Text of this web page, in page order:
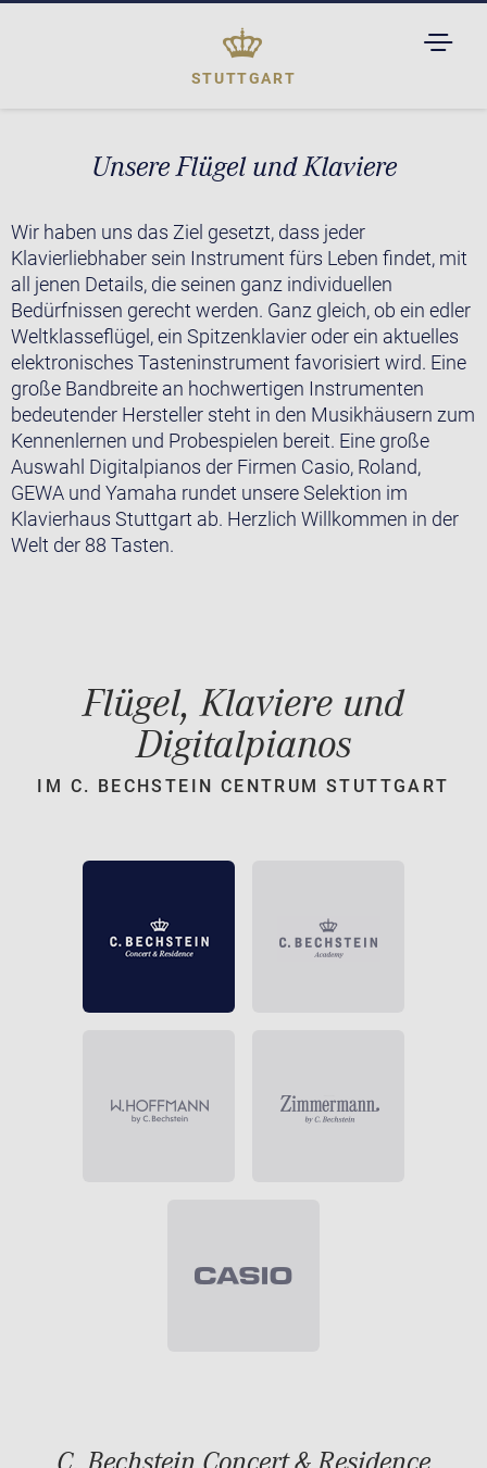
STUTTGART
Unsere Flügel und Klaviere
Wir haben uns das Ziel gesetzt, dass jeder
Klavierliebhaber sein Instrument fürs Leben findet, mit
all jenen Details, die seinen ganz individuellen
Bedürfnissen gerecht werden. Ganz gleich, ob ein edler
Weltklasseflügel, ein Spitzenklavier oder ein aktuelles
elektronisches Tasteninstrument favorisiert wird. Eine
große Bandbreite an hochwertigen Instrumenten
bedeutender Hersteller steht in den Musikhäusern zum
Kennenlernen und Probespielen bereit. Eine große
Auswahl Digitalpianos der Firmen Casio, Roland,
GEWA und Yamaha rundet unsere Selektion im
Klavierhaus Stuttgart ab. Herzlich Willkommen in der
Welt der 88 Tasten.
Flügel, Klaviere und
Digitalpianos
IM C. BECHSTEIN CENTRUM STUTTGART